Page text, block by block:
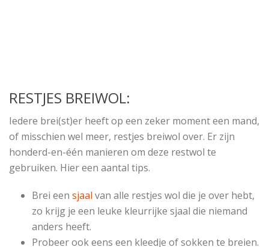
RESTJES BREIWOL:
Iedere brei(st)er heeft op een zeker moment een mand,
of misschien wel meer, restjes breiwol over. Er zijn
honderd-en-één manieren om deze restwol te
gebruiken. Hier een aantal tips.
Brei een sjaal van alle restjes wol die je over hebt,
zo krijg je een leuke kleurrijke sjaal die niemand
anders heeft.
Probeer ook eens een kleedje of sokken te breien.